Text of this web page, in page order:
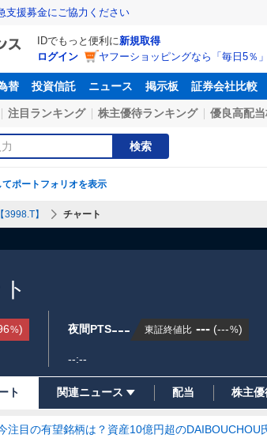
支援募金にご協力ください
IDでもっと便利に新規取得
ログイン
ヤフーショッピングなら「毎日5％
替 投資信託 ニュース 掲示板 証券会社比較
注目ランキング 株主優待ランキング 優良高配
検索
てポートフォリオを表示
】 チャート
%) 夜間PTS--- 東証終値比 --- (---%)
--:--
ト 関連ニュース 配当 株主優
注目の有望銘柄は？資産10億円超のDAIBOUCHOU